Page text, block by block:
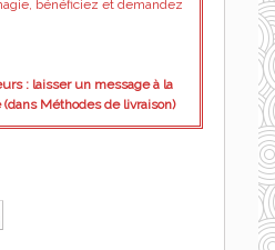
bénéficiez et demandez
: laisser un message à la
Méthodes de livraison)